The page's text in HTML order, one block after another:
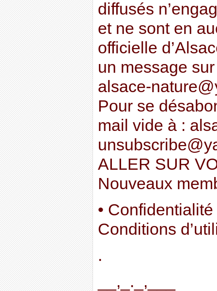
diffusés
et ne sont en
officielle
un message
alsace-
Pour se
mail vide à :
ALLER SUR
Nouveaux
•
Conditions
.
__,_._,___